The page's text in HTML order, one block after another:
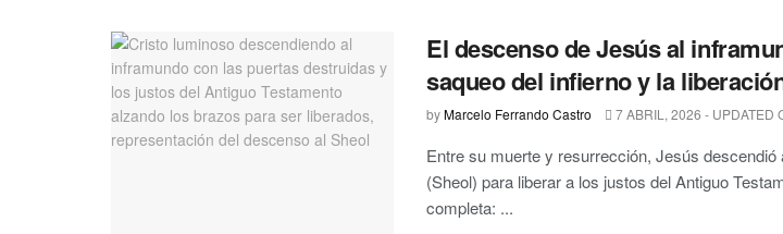
El descenso de Jesús al
saqueo del infierno y la
byMarcelo Ferrando Castro 7 ABRIL, 2026 - UPDATED
Entre su muerte y resurrección, Jesús descendió
(Sheol) para liberar a los justos del Antiguo
completa: ...